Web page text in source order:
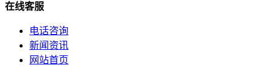
在线客服
电话咨询
新闻资讯
网站首页